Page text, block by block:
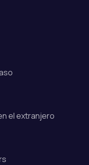
el extranjero